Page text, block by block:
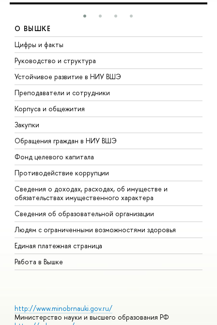
О ВЫШКЕ
Цифры и факты
Руководство и структура
Устойчивое развитие в НИУ ВШЭ
Преподаватели и сотрудники
Корпуса и общежития
Закупки
Обращения граждан в НИУ ВШЭ
Фонд целевого капитала
Противодействие коррупции
Сведения о доходах, расходах, об имуществе и
обязательствах имущественного характера
Сведения об образовательной организации
Людям с ограниченными возможностями здоровья
Единая платежная страница
Работа в Вышке
http://www.minobrnauki.gov.ru/
Министерство науки и высшего образования РФ